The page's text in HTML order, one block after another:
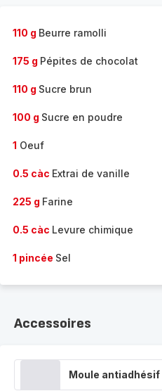
110 g Beurre ramolli
175 g Pépites de chocolat
110 g Sucre brun
100 g Sucre en poudre
1 Oeuf
0.5 càc Extrai de vanille
225 g Farine
0.5 càc Levure chimique
1 pincée Sel
Accessoires
Moule antiadhésif